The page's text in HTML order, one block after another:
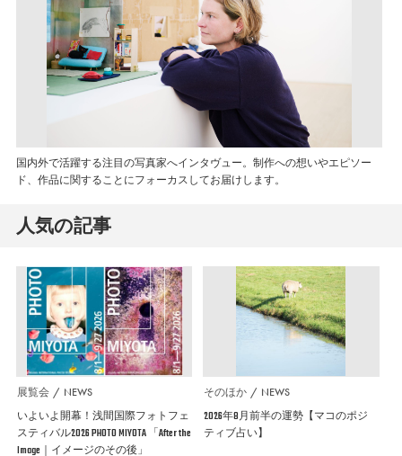
国内外で活躍する注目の写真家へインタヴュー。制作への想いやエピソー
ド、作品に関することにフォーカスしてお届けします。
人気の記事
展覧会 NEWS
いよいよ開幕！浅間国際フォトフェ
スティバル2026 PHOTO MIYOTA 「After the
Image｜イメージのその後」
そのほか NEWS
2026年8月前半の運勢【マコのポジ
ティブ占い】